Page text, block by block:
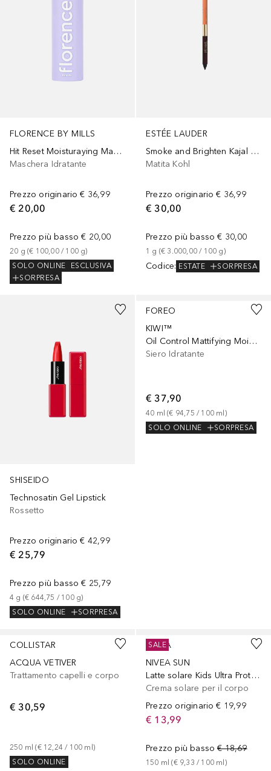
FLORENCE BY MILLS
Hit Reset Moisturaying Mask Pearls
Maschera Idratante
Prezzo originario € 36,99
€ 20,00
Prezzo più basso € 20,00
20 g (€ 100,00 / 100 g)
SOLO ONLINE
ESCLUSIVA
SORPRESA
ESTÉE LAUDER
Smoke and Brighten Kajal Eyeliner Duo
Matita Kohl
Prezzo originario € 36,99
€ 30,00
Prezzo più basso € 30,00
1 g (€ 3.000,00 / 100 g)
Codice: ESTATE SORPRESA
SHISEIDO
Technosatin Gel Lipstick
Rossetto
Prezzo originario € 42,99
€ 25,79
Prezzo più basso € 25,79
4 g (€ 644,75 / 100 g)
SOLO ONLINE
SORPRESA
+5
FOREO
KIWI™
Oil Control Mattifying Moisturizer
Siero Idratante
€ 37,90
40 ml (€ 94,75 / 100 ml)
SOLO ONLINE
SORPRESA
COLLISTAR
ACQUA VETIVER
Trattamento capelli e corpo
€ 30,59
250 ml (€ 12,24 / 100 ml)
SOLO ONLINE
NIVEA
NIVEA SUN
Latte solare Kids Ultra Protect & Play FP50+
Crema solare per il corpo
Prezzo originario € 19,99
€ 13,99
Prezzo più basso € 18,69
150 ml (€ 9,33 / 100 ml)
SALE